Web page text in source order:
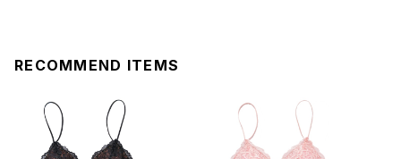
RECOMMEND ITEMS